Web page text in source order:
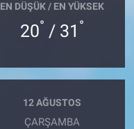
EN DÜŞÜK / EN YÜKSEK
20° / 31 °
12 AĞUSTOS
ÇARŞAMBA